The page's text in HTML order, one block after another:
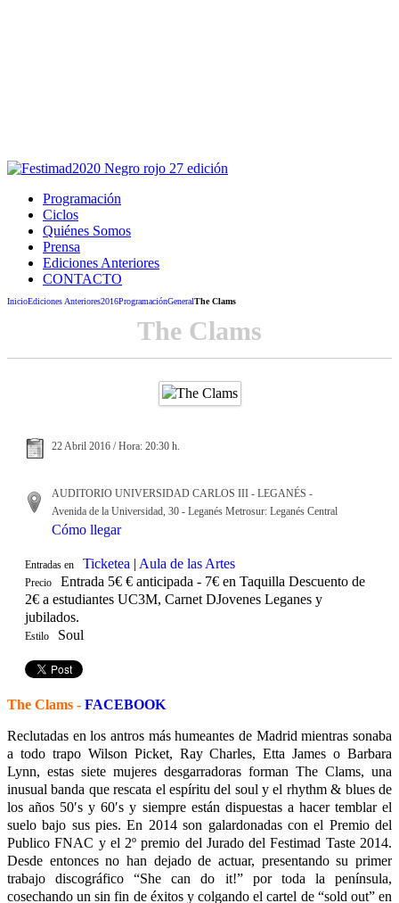
Programación
Ciclos
Quiénes Somos
Prensa
Ediciones Anteriores
CONTACTO
InicioEdiciones Anteriores2016ProgramaciónGeneralThe Clams
The Clams
22 Abril 2016 / Hora: 20:30 h.
AUDITORIO UNIVERSIDAD CARLOS III - LEGANÉS -
Avenida de la Universidad, 30 - Leganés Metrosur: Leganés Central
Cómo llegar
Entradas en Ticketea | Aula de las Artes
Precio
Entrada 5€ € anticipada - 7€ en Taquilla Descuento de
2€ a estudiantes UC3M, Carnet DJovenes Leganes y
jubilados.
Estilo Soul
The Clams - FACEBOOK
Reclutadas en los antros más humeantes de Madrid mientras sonaba
a todo trapo Wilson Picket, Ray Charles, Etta James o Barbara
Lynn, estas siete mujeres desgarradoras forman The Clams, una
inusual banda que rescata el espíritu del soul y el rhythm & blues de
los años 50′s y 60′s y siempre están dispuestas a hacer temblar el
suelo bajo sus pies. En 2014 son galardonadas con el Premio del
Publico FNAC y el 2º premio del Jurado del Festimad Taste 2014.
Desde entonces no han dejado de actuar, presentando su primer
trabajo discográfico “She can do it!” por toda la península,
cosechando un sin fin de éxitos y colgando el cartel de “sold out” en